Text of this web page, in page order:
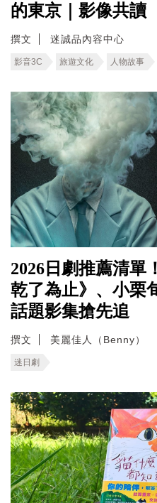
的東京｜影像共讀
撰文 迷誠品內容中心
影音3C 旅遊文化 人物故事
2026日劇推薦清單
乾了為止》、小栗
話題影集搶先追
撰文 美麗佳人（Benny）
迷日劇